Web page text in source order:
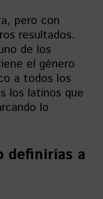
pero con
resultados.
de los
el género
a todos los
los latinos que
lo
definirías a